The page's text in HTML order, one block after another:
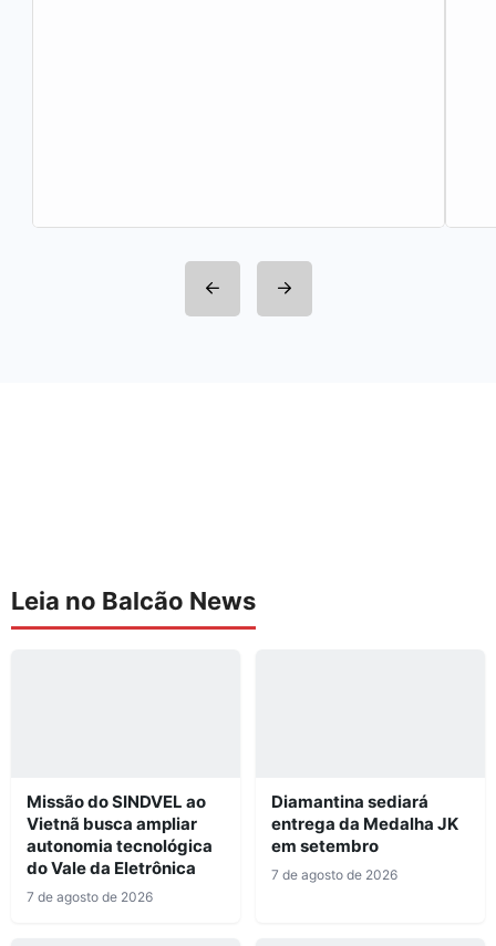
Leia no Balcão News
Missão do SINDVEL ao
Vietnã busca ampliar
autonomia tecnológica
do Vale da Eletrônica
7 de agosto de 2026
Diamantina sediará
entrega da Medalha JK
em setembro
7 de agosto de 2026